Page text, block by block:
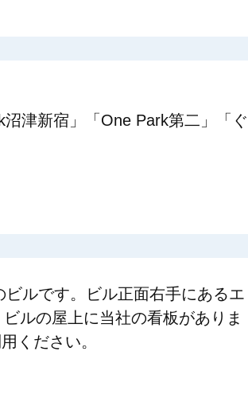
津新宿」「One Park第二」「ぐ
ビルです。ビル正面右手にあるエ
ルの屋上に当社の看板がありま
ください。